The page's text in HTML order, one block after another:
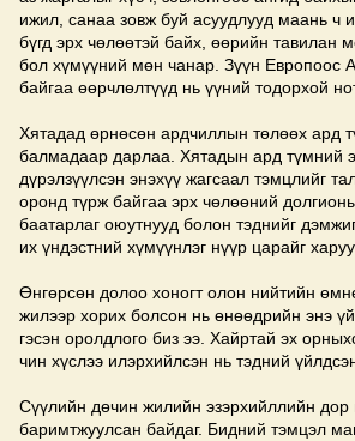
ижил, санаа зовж буй асуудлууд маань ч
бүгд эрх чөлөөтэй байх, өөрийн тавилан
бол хүмүүний мөн чанар. Зүүн Европоос
байгаа өөрчлөлтүүд нь үүний тодорхой
Хятадад өрнөсөн ардчиллын төлөөх ард
балмадаар дарлаа. Хятадын ард түмний
дүрэлзүүлсэн энэхүү жагсаал тэмцлийг
оронд түрж байгаа эрх чөлөөний
баатарлаг оюутнууд болон тэднийг
их үндэстний хүмүүнлэг нүүр царайг
Өнгөрсөн долоо хоногт олон нийтийн
жилээр хорих болсон нь өнөөдрийн энэ
гэсэн оролдлого биз ээ. Хайртай эх
чин хүслээ илэрхийлсэн нь тэдний
Сүүлийн дөчин жилийн эзэрхийллийн
баримтжуулсан байдаг. Бидний тэмцэл